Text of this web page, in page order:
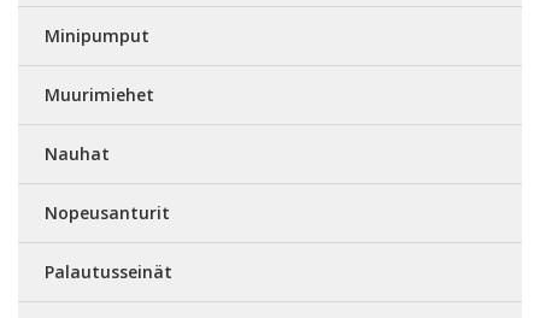
Minipumput
Muurimiehet
Nauhat
Nopeusanturit
Palautusseinät